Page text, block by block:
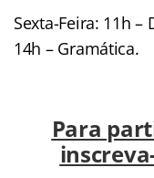
Sexta-Feira: 11h –
14h – Gramática.
Para